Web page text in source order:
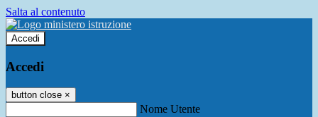
Salta al contenuto
Accedi
Accedi
button close ×
Nome Utente